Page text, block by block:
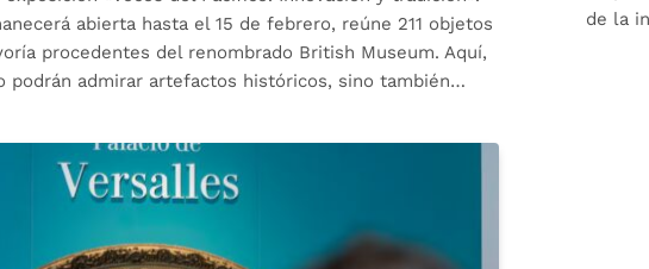
abierta hasta el 15 de febrero, reúne 211 objetos
procedentes del renombrado British Museum. Aquí,
podrán admirar artefactos históricos, sino también…
de la